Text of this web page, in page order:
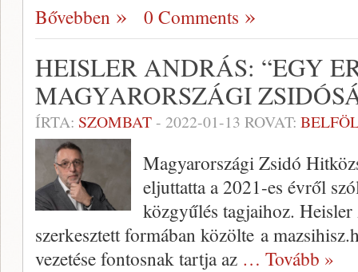
Bővebben 0 Comments
HEISLER ANDRÁS: “EGY
MAGYARORSZÁGI
ÍRTA: SZOMBAT- 2022-01-13 ROVAT:
Magyarországi Zsidó
eljuttatta a 2021-es évről
közgyűlés tagjaihoz.
szerkesztett formában közölte a
vezetése fontosnak tartja az … Tovább »